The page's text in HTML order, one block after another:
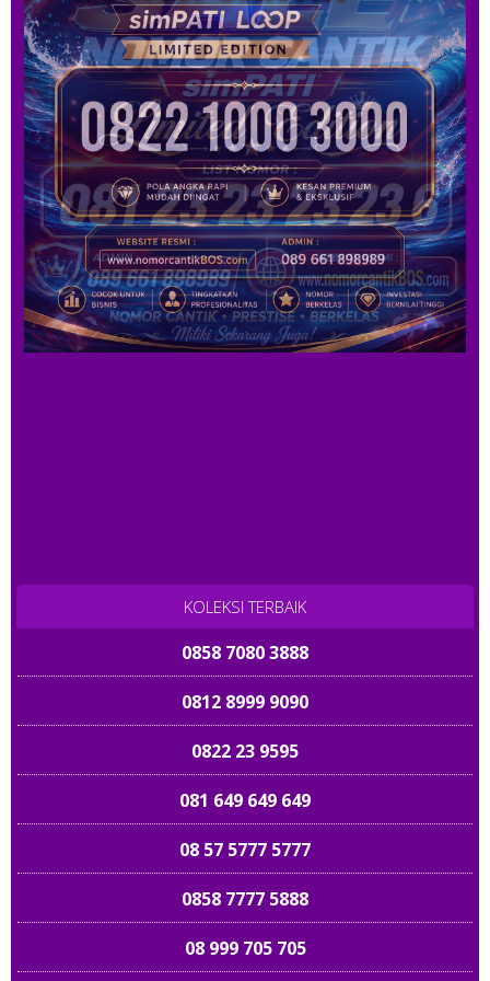
08222 3345 007
08 2233 5757
081 29292 8787
0823 1377 1377
0822 3333 9989
08122 114 1114
08222 99 20202
085757 101010
081 33333 1535
085 88888 0189
0822 72 989 989
085 8888888 65
085 888 707070
0858 70 189999
0812 8788 8686
082 118899 89
KOLEKSI TERBAIK
0813 151515 25
0815 7868 7868
0813 822 7899
08 57575757 15
081313 33 1233
0813 8889 9797
0813 9299 8989
0858 7080 3888
0812 8999 9090
0822 23 9595
081 649 649 649
08 57 5777 5777
0858 7777 5888
08 999 705 705
08567 20 6060